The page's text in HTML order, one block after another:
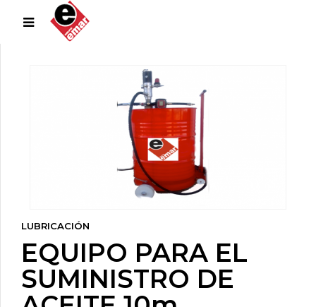
LUBRICACIÓN
EQUIPO PARA EL
SUMINISTRO DE